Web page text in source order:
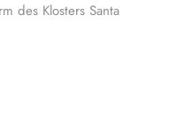
des Klosters Santa